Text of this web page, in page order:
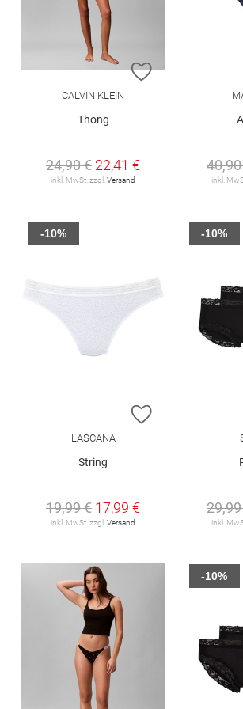
ZUR
CALVIN KLEIN
Thong
24,90 € 22,41 €
inkl. MwSt. zzgl. Versand inkl.
ZUR
LASCANA
String
19,99 € 17,99 €
inkl. MwSt. zzgl. Versand
-10%
inkl.
-10%
-10%